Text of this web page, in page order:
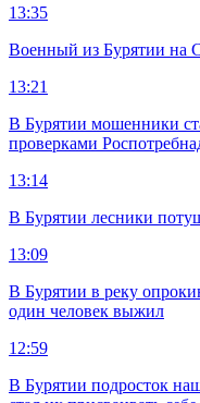
13:35
Военный из Бурятии на
13:21
В Бурятии мошенники
проверками
13:14
В Бурятии лесники
13:09
В Бурятии в реку
один человек выжил
12:59
В Бурятии подросток